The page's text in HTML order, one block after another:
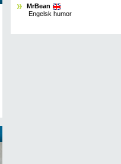
MrBean
Engelsk humor